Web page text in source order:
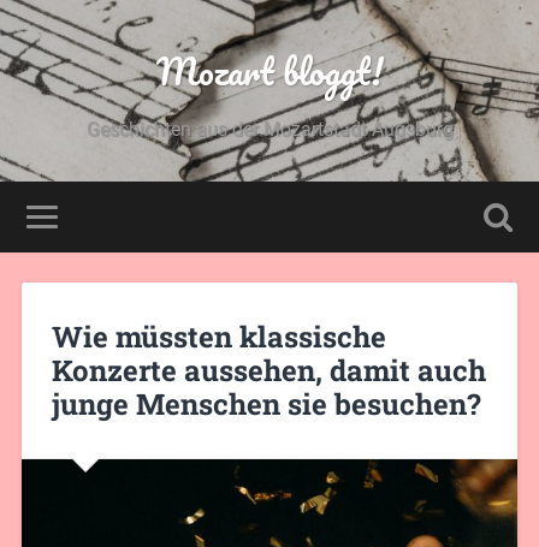
Mozart bloggt!
Geschichten aus der Mozartstadt Augsburg
Wie müssten klassische
Konzerte aussehen, damit auch
junge Menschen sie besuchen?